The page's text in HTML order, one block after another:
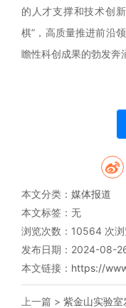
的人才支撑和技术创
棋”，高质量推进前沿
瞻性科创成果的勃发奔
本文分类： 媒体报道
本文标签：无
浏览次数： 10564 次
发布日期：2024-08-
本文链接： https://
上一篇 > 紫金山实验